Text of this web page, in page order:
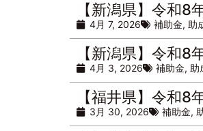
【新潟県】令和8
4月 7, 2026 補助金, 助
【新潟県】令和8
4月 3, 2026 補助金, 助
【福井県】令和8
3月 30, 2026 補助金,